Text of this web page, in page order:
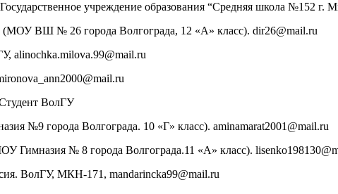
учреждение образования “Средняя школа №152 г.
(МОУ ВШ № 26 города Волгограда, 12 «А» класс). dir26@mail.ru
alinochka.milova.99@mail.ru
ВолГУ
№9 города Волгограда. 10 «Г» класс). aminamarat2001@mail.ru
Гимназия № 8 города Волгограда.11 «А» класс).
ВолГУ, МКН-171, mandarincka99@mail.ru